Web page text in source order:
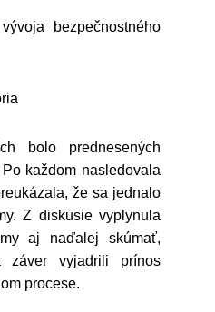
bezpečnostného
bolo prednesených
každom nasledovala
že sa jednalo
Z diskusie vyplynula
aj naďalej skúmať,
záver vyjadrili prínos
procese.